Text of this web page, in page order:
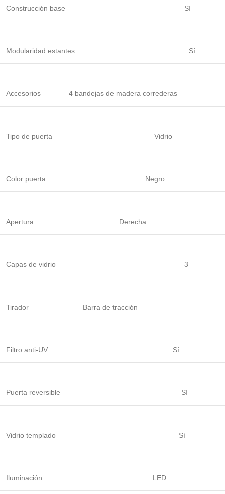
Construcción base Sí
Modularidad estantes Sí
Accesorios 4 bandejas de madera correderas
Tipo de puerta Vidrio
Color puerta Negro
Apertura Derecha
Capas de vidrio 3
Tirador Barra de tracción
Filtro anti-UV Sí
Puerta reversible Sí
Vidrio templado Sí
Iluminación LED